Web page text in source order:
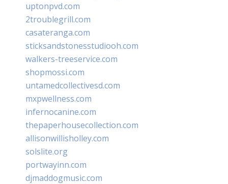
uptonpvd.com
2troublegrill.com
casateranga.com
sticksandstonesstudiooh.com
walkers-treeservice.com
shopmossi.com
untamedcollectivesd.com
mxpwellness.com
infernocanine.com
thepaperhousecollection.com
allisonwillisholley.com
solslite.org
portwayinn.com
djmaddogmusic.com